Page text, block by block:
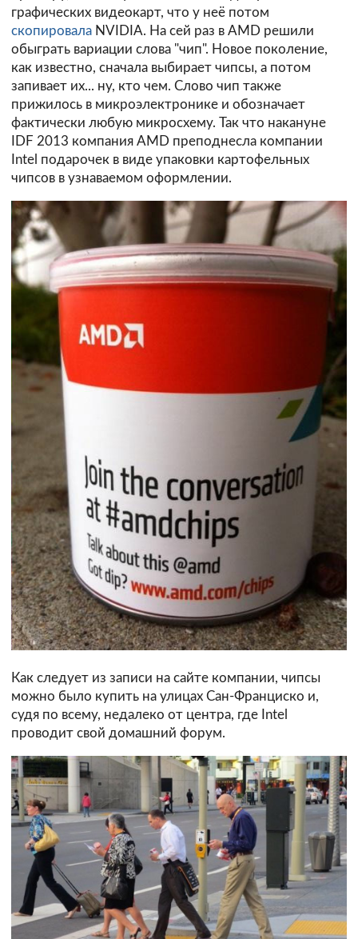
графических видеокарт, что у неё потом
скопировала NVIDIA. На сей раз в AMD решили
обыграть вариации слова "чип". Новое поколение,
как известно, сначала выбирает чипсы, а потом
запивает их... ну, кто чем. Слово чип также
прижилось в микроэлектронике и обозначает
фактически любую микросхему. Так что накануне
IDF 2013 компания AMD преподнесла компании
Intel подарочек в виде упаковки картофельных
чипсов в узнаваемом оформлении.
Как следует из записи на сайте компании, чипсы
можно было купить на улицах Сан-Франциско и,
судя по всему, недалеко от центра, где Intel
проводит свой домашний форум.